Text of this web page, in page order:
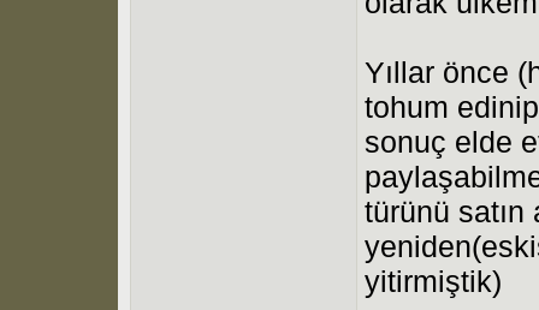
Yıllar önce
tohum
sonuç elde
türünü satın
yitirmiştik)